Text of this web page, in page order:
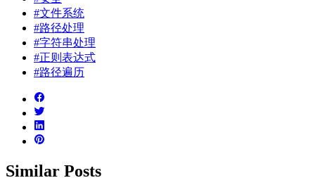
#文件系统
#路径处理
#字符串处理
#正则表达式
#路径遍历
Similar Posts